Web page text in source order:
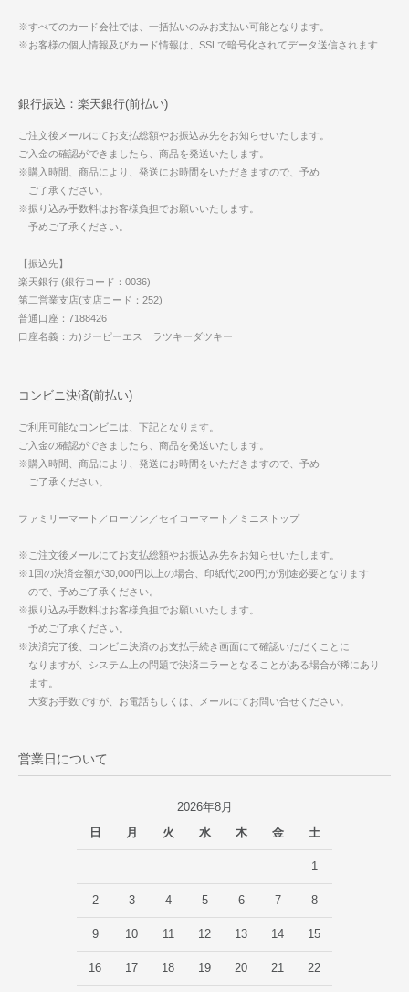
※すべてのカード会社では、一括払いのみお支払い可能となります。
※お客様の個人情報及びカード情報は、SSLで暗号化されてデータ送信されます
銀行振込：楽天銀行(前払い)
ご注文後メールにてお支払総額やお振込み先をお知らせいたします。
ご入金の確認ができましたら、商品を発送いたします。
※購入時間、商品により、発送にお時間をいただきますので、予め
ご了承ください。
※振り込み手数料はお客様負担でお願いいたします。
予めご了承ください。
【振込先】
楽天銀行 (銀行コード：0036)
第二営業支店(支店コード：252)
普通口座：7188426
口座名義：カ)ジーピーエス ラツキーダツキー
コンビニ決済(前払い)
ご利用可能なコンビニは、下記となります。
ご入金の確認ができましたら、商品を発送いたします。
※購入時間、商品により、発送にお時間をいただきますので、予め
ご了承ください。
ファミリーマート／ローソン／セイコーマート／ミニストップ
※ご注文後メールにてお支払総額やお振込み先をお知らせいたします。
※1回の決済金額が30,000円以上の場合、印紙代(200円)が別途必要となります
ので、予めご了承ください。
※振り込み手数料はお客様負担でお願いいたします。
予めご了承ください。
※決済完了後、コンビニ決済のお支払手続き画面にて確認いただくことに
なりますが、システム上の問題で決済エラーとなることがある場合が稀にあり
ます。
大変お手数ですが、お電話もしくは、メールにてお問い合せください。
営業日について
2026年8月
日
月 火 水 木 金 土
1
2 3 4 5 6 7 8
9 10 11 12 13 14 15
16 17 18 19 20 21 22